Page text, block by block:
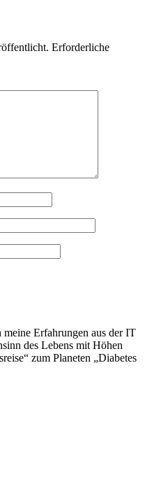
Erforderliche
Erfahrungen aus der IT
des Lebens mit Höhen
zum Planeten „Diabetes